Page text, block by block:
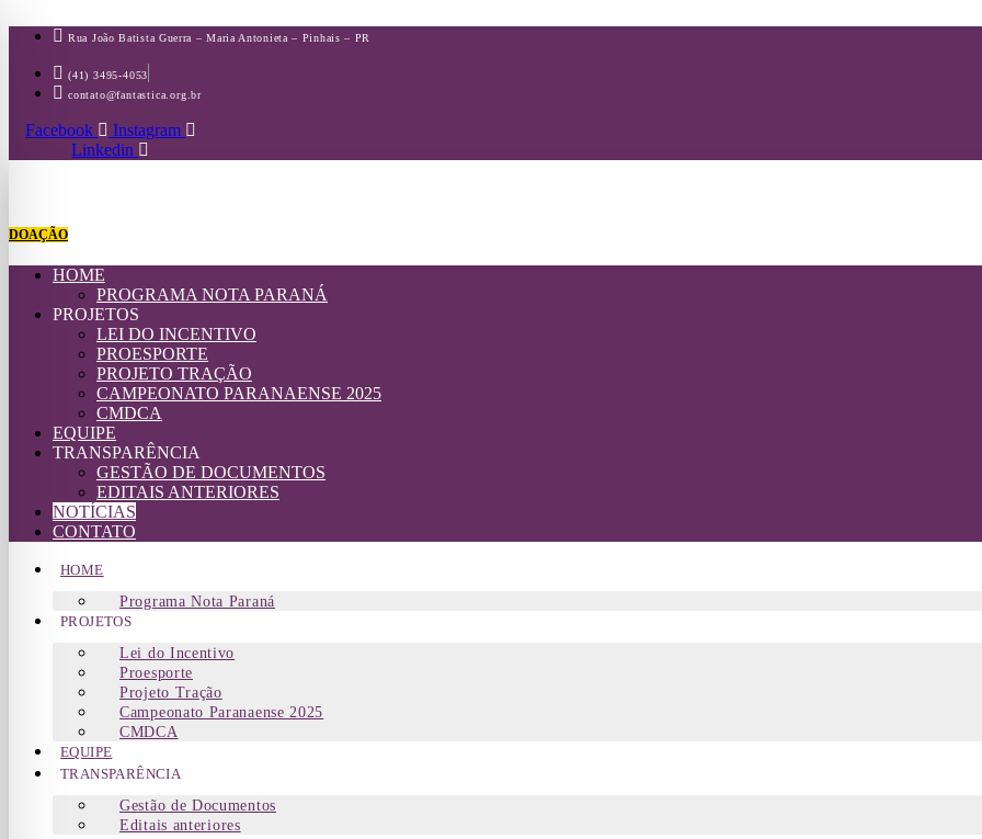
para
conteúdo
Rua João Batista Guerra – Maria Antonieta – Pinhais – PR
(41) 3495-4053
contato@fantastica.org.br
Facebook
Instagram
Linkedin
DOAÇÃO
HOME
PROGRAMA NOTA PARANÁ
PROJETOS
LEI DO INCENTIVO
PROESPORTE
PROJETO TRAÇÃO
CAMPEONATO PARANAENSE 2025
CMDCA
EQUIPE
TRANSPARÊNCIA
GESTÃO DE DOCUMENTOS
EDITAIS ANTERIORES
NOTÍCIAS
CONTATO
HOME
Programa Nota Paraná
PROJETOS
Lei do Incentivo
Proesporte
Projeto Tração
Campeonato Paranaense 2025
CMDCA
EQUIPE
TRANSPARÊNCIA
Gestão de Documentos
Editais anteriores